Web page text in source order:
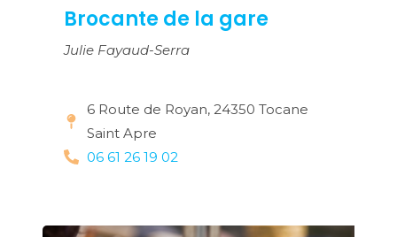
Brocante de la gare
Julie Fayaud-Serra
6 Route de Royan, 24350 Tocane
Saint Apre
06 61 26 19 02